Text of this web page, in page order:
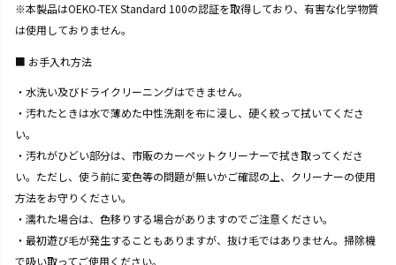
※本製品はOEKO-TEX Standard 100の認証を取得しており、有害な化学物質
は使用しておりません。
お手入れ方法
・水洗い及びドライクリーニングはできません。
・汚れたときは水で薄めた中性洗剤を布に浸し、硬く絞って拭いてくださ
い。
・汚れがひどい部分は、市販のカーペットクリーナーで拭き取ってくださ
い。ただし、使う前に変色等の問題が無いかご確認の上、クリーナーの使用
方法をお守りください。
・濡れた場合は、色移りする場合がありますのでご注意ください。
・最初遊び毛が発生することもありますが、抜け毛ではありません。掃除機
で吸い取ってご使用ください。